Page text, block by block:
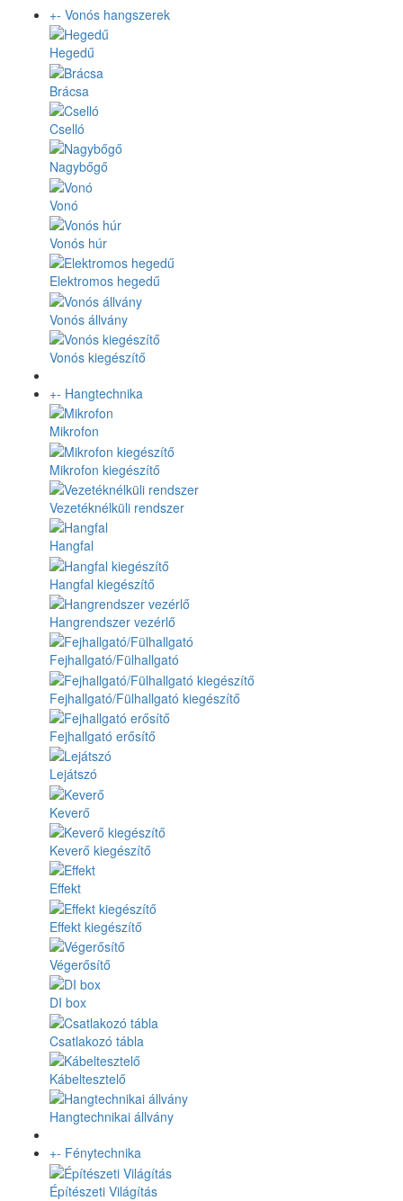
+- Vonós hangszerek
Hegedű
Brácsa
Cselló
Nagybőgő
Vonó
Vonós húr
Elektromos hegedű
Vonós állvány
Vonós kiegészítő
+- Hangtechnika
Mikrofon
Mikrofon kiegészítő
Vezetéknélküli rendszer
Hangfal
Hangfal kiegészítő
Hangrendszer vezérlő
Fejhallgató/Fülhallgató
Fejhallgató/Fülhallgató kiegészítő
Fejhallgató erősítő
Lejátszó
Keverő
Keverő kiegészítő
Effekt
Effekt kiegészítő
Végerősítő
DI box
Csatlakozó tábla
Kábeltesztelő
Hangtechnikai állvány
+- Fénytechnika
Építészeti Világítás